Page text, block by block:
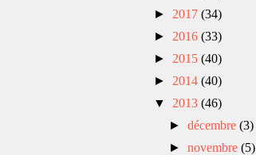
► 2017 (34)
► 2016 (33)
► 2015 (40)
► 2014 (40)
▼ 2013 (46)
►décembre(3)
►novembre(5)